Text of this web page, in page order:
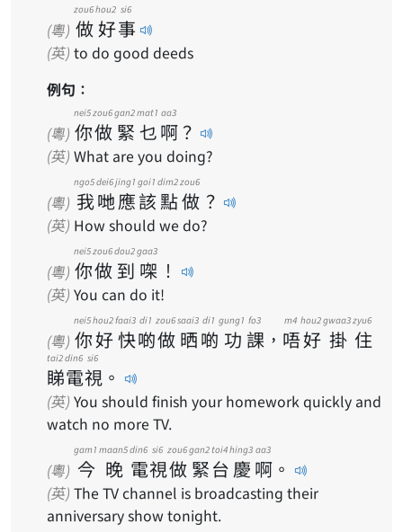
(粵) 做
zou6
好
hou2
事
si6
(英) to do good deeds
例句：
(粵) 你
nei5
做
zou6
緊
gan2
乜
mat1
啊
aa3
？
(英) What are you doing?
(粵) 我
ngo5
哋
dei6
應
jing1
該
goi1
點
dim2
做
zou6
？
(英) How should we do?
(粵) 你
nei5
做
zou6
到
dou2
㗎
gaa3
！
(英) You can do it!
(粵) 你
nei5
好
hou2
快
faai3
啲
di1
做
zou6
晒
saai3
啲
di1
功
gung1
課
fo3
， 唔
m4
好
hou2
掛
gwaa3
住
zyu6
睇
tai2
電
din6
視
si6
。
(英) You should finish your homework quickly and
watch no more TV.
(粵) 今
gam1
晚
maan5
電
din6
視
si6
做
zou6
緊
gan2
台
toi4
慶
hing3
啊
aa3
。
(英) The TV channel is broadcasting their
anniversary show tonight.